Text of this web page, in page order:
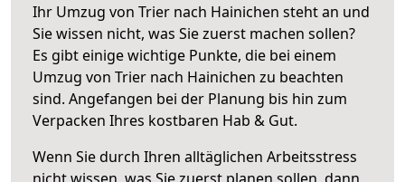
Ihr Umzug von Trier nach Hainichen steht an und
Sie wissen nicht, was Sie zuerst machen sollen?
Es gibt einige wichtige Punkte, die bei einem
Umzug von Trier nach Hainichen zu beachten
sind. Angefangen bei der Planung bis hin zum
Verpacken Ihres kostbaren Hab & Gut.
Wenn Sie durch Ihren alltäglichen Arbeitsstress